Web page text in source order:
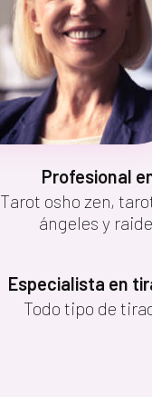
Profesional
Tarot osho zen,
ángeles y
Especialista en
Todo tipo de